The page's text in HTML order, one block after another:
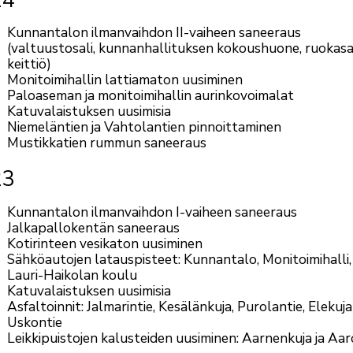
Kunnantalon ilmanvaihdon II-vaiheen saneeraus
(valtuustosali, kunnanhallituksen kokoushuone,
keittiö)
Monitoimihallin lattiamaton uusiminen
Paloaseman ja monitoimihallin aurinkovoimalat
Katuvalaistuksen uusimisia
Niemeläntien ja Vahtolantien pinnoittaminen
Mustikkatien rummun saneeraus
Kunnantalon ilmanvaihdon I-vaiheen saneeraus
Jalkapallokentän saneeraus
Kotirinteen vesikaton uusiminen
Sähköautojen latauspisteet: Kunnantalo, Monitoimihalli,
Lauri-Haikolan koulu
Katuvalaistuksen uusimisia
Asfaltoinnit: Jalmarintie, Kesälänkuja, Purolantie,
Uskontie
Leikkipuistojen kalusteiden uusiminen: Aarnenkuja ja